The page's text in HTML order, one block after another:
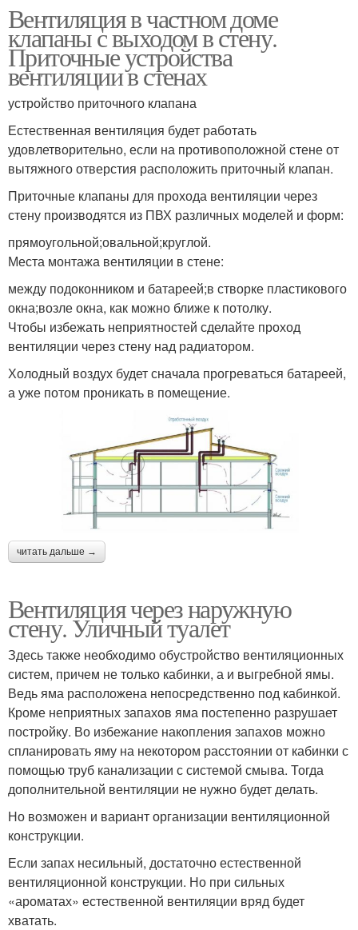
Вентиляция в частном доме
клапаны с выходом в стену.
Приточные устройства
вентиляции в стенах
устройство приточного клапана
Естественная вентиляция будет работать
удовлетворительно, если на противоположной стене от
вытяжного отверстия расположить приточный клапан.
Приточные клапаны для прохода вентиляции через
стену производятся из ПВХ различных моделей и форм:
прямоугольной;овальной;круглой.
Места монтажа вентиляции в стене:
между подоконником и батареей;в створке пластикового
окна;возле окна, как можно ближе к потолку.
Чтобы избежать неприятностей сделайте проход
вентиляции через стену над радиатором.
Холодный воздух будет сначала прогреваться батареей,
а уже потом проникать в помещение.
читать дальше →
Вентиляция через наружную
стену. Уличный туалет
Здесь также необходимо обустройство вентиляционных
систем, причем не только кабинки, а и выгребной ямы.
Ведь яма расположена непосредственно под кабинкой.
Кроме неприятных запахов яма постепенно разрушает
постройку. Во избежание накопления запахов можно
спланировать яму на некотором расстоянии от кабинки с
помощью труб канализации с системой смыва. Тогда
дополнительной вентиляции не нужно будет делать.
Но возможен и вариант организации вентиляционной
конструкции.
Если запах несильный, достаточно естественной
вентиляционной конструкции. Но при сильных
«ароматах» естественной вентиляции вряд будет
хватать.